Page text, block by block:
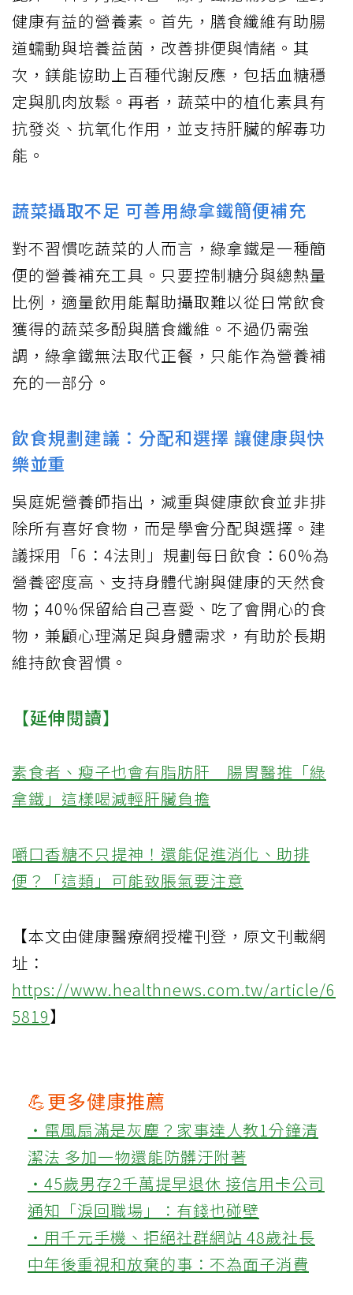
健康有益的營養素。首先，膳食纖維有助腸
道蠕動與培養益菌，改善排便與情緒。其
次，鎂能協助上百種代謝反應，包括血糖穩
定與肌肉放鬆。再者，蔬菜中的植化素具有
抗發炎、抗氧化作用，並支持肝臟的解毒功
能。
蔬菜攝取不足 可善用綠拿鐵簡便補充
對不習慣吃蔬菜的人而言，綠拿鐵是一種簡
便的營養補充工具。只要控制糖分與總熱量
比例，適量飲用能幫助攝取難以從日常飲食
獲得的蔬菜多酚與膳食纖維。不過仍需強
調，綠拿鐵無法取代正餐，只能作為營養補
充的一部分。
飲食規劃建議：分配和選擇 讓健康與快
樂並重
吳庭妮營養師指出，減重與健康飲食並非排
除所有喜好食物，而是學會分配與選擇。建
議採用「6：4法則」規劃每日飲食：60%為
營養密度高、支持身體代謝與健康的天然食
物；40%保留給自己喜愛、吃了會開心的食
物，兼顧心理滿足與身體需求，有助於長期
維持飲食習慣。
【延伸閱讀】
素食者、瘦子也會有脂肪肝 腸胃醫推「綠
拿鐵」這樣喝減輕肝臟負擔
嚼口香糖不只提神！還能促進消化、助排
便？「這類」可能致脹氣要注意
【本文由健康醫療網授權刊登，原文刊載網
址：
https://www.healthnews.com.tw/article/6
5819】
💪更多健康推薦
‧電風扇滿是灰塵？家事達人教1分鐘清
潔法 多加一物還能防髒汙附著
‧45歲男存2千萬提早退休 接信用卡公司
通知「淚回職場」：有錢也碰壁
‧用千元手機、拒絕社群網站 48歲社長
中年後重視和放棄的事：不為面子消費